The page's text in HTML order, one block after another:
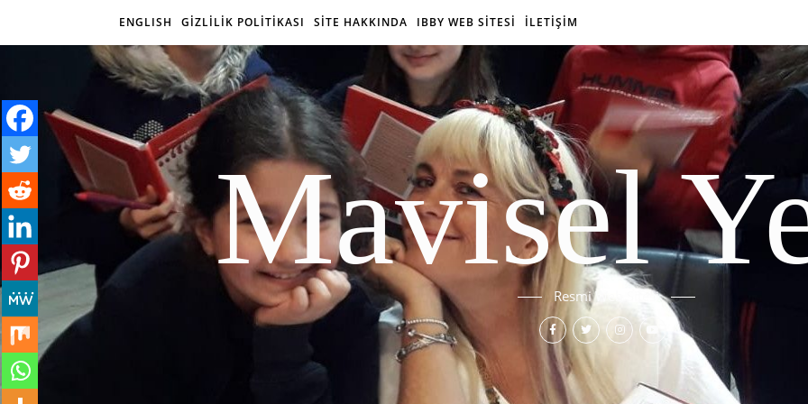
ENGLISH GİZLİLİK POLİTİKASI SİTE HAKKINDA IBBY WEB SİTESİ İLETİŞİM
Mavisel
Resmi Web Sitesi